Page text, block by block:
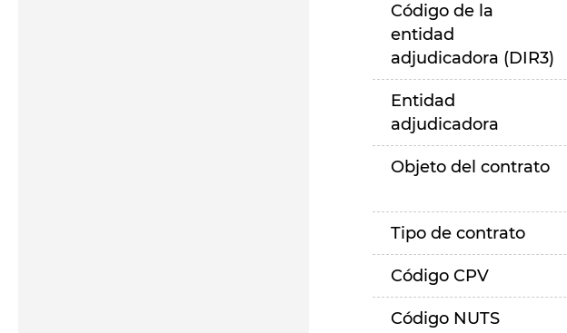
Código de la
entidad
adjudicadora (DIR3)
Entidad
adjudicadora
Objeto del contrato
Tipo de contrato
Código CPV
Código NUTS